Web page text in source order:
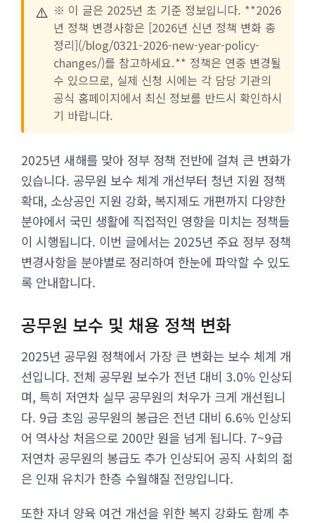
⚠️ ※ 이 글은 2025년 초 기준 정보입니다. **2026
년 정책 변경사항은 [2026년 신년 정책 변화 총
정리](/blog/0321-2026-new-year-policy-
changes/)를 참고하세요.** 정책은 연중 변경될
수 있으므로, 실제 신청 시에는 각 담당 기관의
공식 홈페이지에서 최신 정보를 반드시 확인하시
기 바랍니다.
2025년 새해를 맞아 정부 정책 전반에 걸쳐 큰 변화가
있습니다. 공무원 보수 체계 개선부터 청년 지원 정책
확대, 소상공인 지원 강화, 복지제도 개편까지 다양한
분야에서 국민 생활에 직접적인 영향을 미치는 정책들
이 시행됩니다. 이번 글에서는 2025년 주요 정부 정책
변경사항을 분야별로 정리하여 한눈에 파악할 수 있도
록 안내합니다.
공무원 보수 및 채용 정책 변화
2025년 공무원 정책에서 가장 큰 변화는 보수 체계 개
선입니다. 전체 공무원 보수가 전년 대비 3.0% 인상되
며, 특히 저연차 실무 공무원의 처우가 크게 개선됩니
다. 9급 초임 공무원의 봉급은 전년 대비 6.6% 인상되
어 역사상 처음으로 200만 원을 넘게 됩니다. 7~9급
저연차 공무원의 봉급도 추가 인상되어 공직 사회의 젊
은 인재 유치가 한층 수월해질 전망입니다.
또한 자녀 양육 여건 개선을 위한 복지 강화도 함께 추